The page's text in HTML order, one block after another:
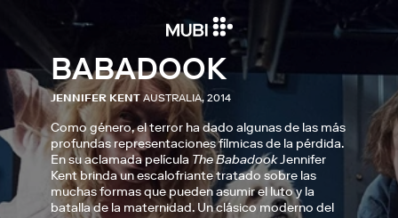
BABADOOK
JENNIFER KENT AUSTRALIA, 2014
Como género, el terror ha dado algunas de las más
profundas representaciones fílmicas de la pérdida.
En su aclamada película The BabadookJennifer
Kent brinda un escalofriante tratado sobre las
muchas formas que pueden asumir el luto y la
batalla de la maternidad. Un clásico moderno del